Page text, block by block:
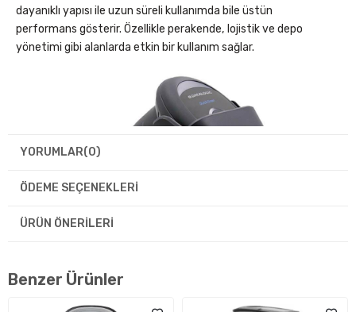
dayanıklı yapısı ile uzun süreli kullanımda bile üstün
performans gösterir. Özellikle perakende, lojistik ve depo
yönetimi gibi alanlarda etkin bir kullanım sağlar.
YORUMLAR(0)
ÖDEME SEÇENEKLERI
ÜRÜN ÖNERILERI
Benzer Ürünler